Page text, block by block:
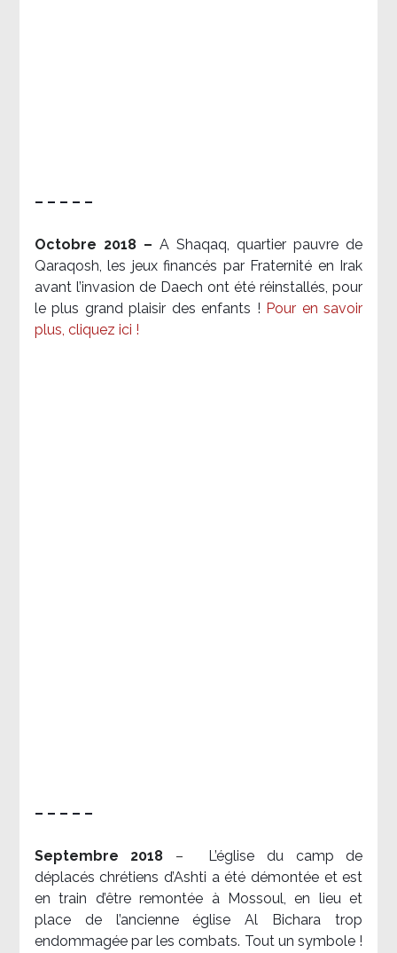
– – – – –
Octobre 2018 – A Shaqaq, quartier pauvre de
Qaraqosh, les jeux financés par Fraternité en Irak​
avant l’invasion de Daech ont été réinstallés, pour
le plus grand plaisir des enfants ! Pour en savoir
plus, cliquez ici !
– – – – –
Septembre 2018 –
L’église du camp de
déplacés chrétiens d’Ashti a été démontée et est
en train d’être remontée à Mossoul, en lieu et
place de l’ancienne église Al Bichara trop
endommagée par les combats. Tout un symbole !